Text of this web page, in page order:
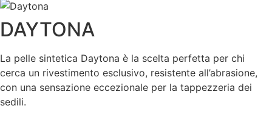
DAYTONA
La pelle sintetica Daytona è la scelta perfetta per chi
cerca un rivestimento esclusivo, resistente all’abrasione,
con una sensazione eccezionale per la tappezzeria dei
sedili.